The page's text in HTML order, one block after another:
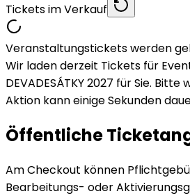
Tickets im Verkauf
Veranstaltungstickets werden
Wir laden derzeit Tickets für Event
DEVADESÁTKY 2027 für Sie. Bitte
Aktion kann einige Sekunden
Öffentliche
Am Checkout können
Bearbeitungs- oder